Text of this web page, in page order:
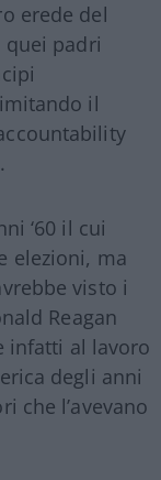
erede del
padri
il
‘60 il cui
elezioni, ma
visto i
Reagan
infatti al lavoro
degli anni
che l’avevano